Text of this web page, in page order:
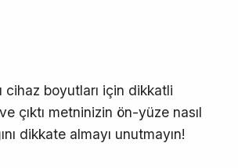
cihaz boyutları için dikkatli
çıktı metninizin ön-yüze nasıl
dikkate almayı unutmayın!